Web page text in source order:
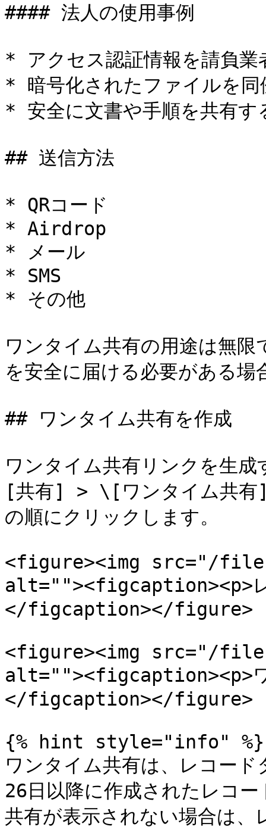
#### 法人の使用事例
* アクセス認証情報を請負業
* 暗号化されたファイルを同
* 安全に文書や手順を共有す
## 送信方法
* QRコード
* Airdrop
* メール
* SMS
* その他
ワンタイム共有の用途は無
を安全に届ける必要がある
## ワンタイム共有を作成
ワンタイム共有リンクを生
[共有] > \[ワンタイム共
の順にクリックします。
<figure><img src="/
alt=""><figcaption><p>レ
</figcaption></figure>
<figure><img src="/files/
alt=""><figcaption><p>ワ
</figcaption></figure>
{% hint style="info" %}
ワンタイム共有は、レコー
26日以降に作成されたレコ
共有が表示されない場合は